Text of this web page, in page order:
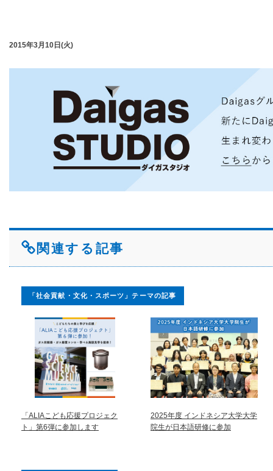
2015年3月10日(火)
関連する記事
「社会貢献・文化・スポーツ」テーマの記事
「ALIAこども応援プロジェク
ト」第6弾に参加します
2025年度 インドネシア大学大学
院生が日本語研修に参加